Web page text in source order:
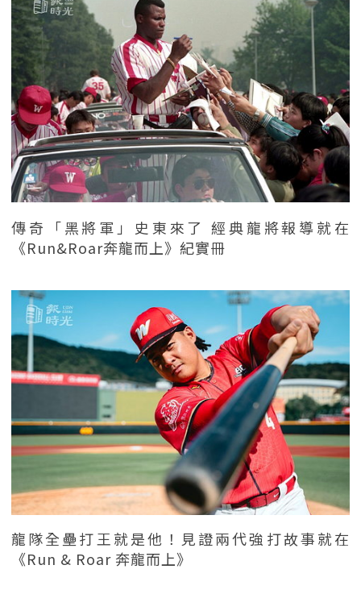
傳奇「黑將軍」史東來了 經典龍將報導就在
《Run&Roar奔龍而上》紀實冊
龍隊全壘打王就是他！見證兩代強打故事就在
《Run & Roar 奔龍而上》